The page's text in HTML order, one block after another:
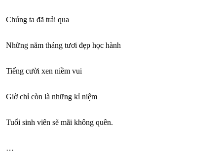
Chúng ta đã trải qua
Những năm tháng tươi đẹp học hành
Tiếng cười xen niềm vui
Giờ chỉ còn là những kỉ niệm
Tuổi sinh viên sẽ mãi không quên.
…